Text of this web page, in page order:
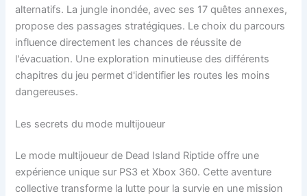
alternatifs. La jungle inondée, avec ses 17 quêtes annexes,
propose des passages stratégiques. Le choix du parcours
influence directement les chances de réussite de
l'évacuation. Une exploration minutieuse des différents
chapitres du jeu permet d'identifier les routes les moins
dangereuses.
Les secrets du mode multijoueur
Le mode multijoueur de Dead Island Riptide offre une
expérience unique sur PS3 et Xbox 360. Cette aventure
collective transforme la lutte pour la survie en une mission